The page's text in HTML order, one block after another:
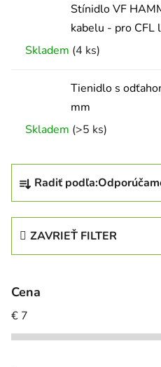
Stínidlo VF
kabelu - pro CFL
Skladem (4 ks)
Tienidlo s
mm
Skladem (>5 ks)
Radenie produktov
Radiť podľa:
ZAVRIEŤ FILTER
Cena
€ 7